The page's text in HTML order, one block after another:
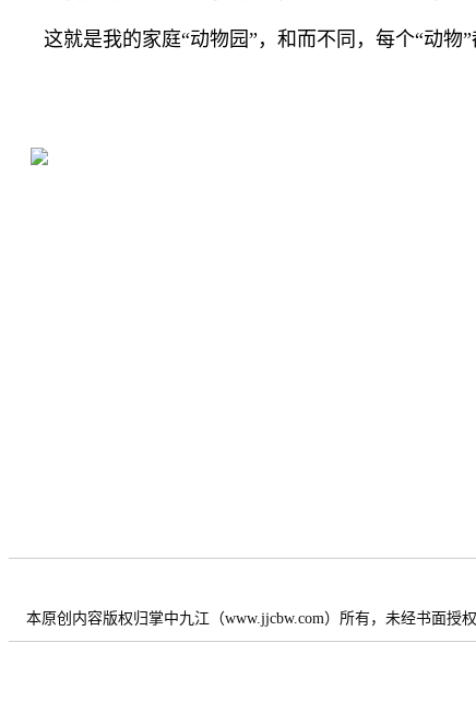
这就是我的家庭“动物园”，和而不同，每个“动物
本原创内容版权归掌中九江（www.jjcbw.com）所有，未经书面授权